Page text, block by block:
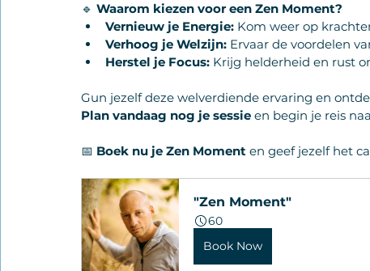
🔹 Waarom kiezen voor een Zen Moment?
Vernieuw je Energie: Kom weer op
Verhoog je Welzijn: Ervaar de voordelen
Herstel je Focus: Krijg helderheid en rust
Gun jezelf deze welverdiende ervaring en
Plan vandaag nog je sessie en begin je reis
📅 Boek nu je Zen Moment en geef jezelf het
"Zen Moment"
60
Book Now